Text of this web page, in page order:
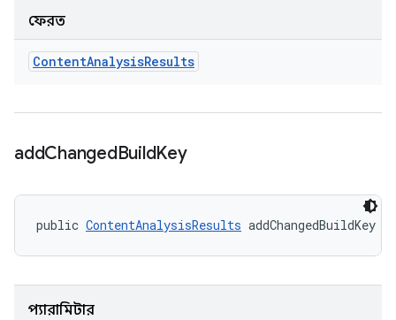
ফেরত
ContentAnalysisResults
addChangedBuildKey
public ContentAnalysisResults addChangedBuildKey
প্যারামিটার